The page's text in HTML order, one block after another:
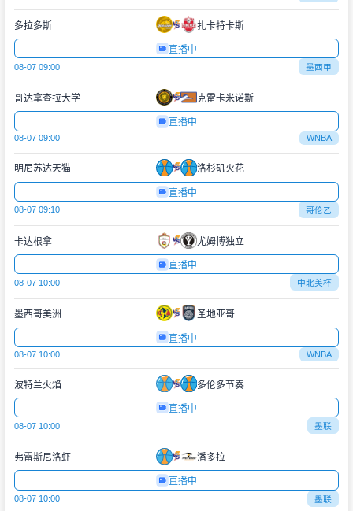
多拉多斯 扎卡特卡斯
直播中
08-07 09:00 墨西甲
哥达拿查拉大学 克雷卡米诺斯
直播中
08-07 09:00 WNBA
明尼苏达天猫 洛杉矶火花
直播中
08-07 09:10 哥伦乙
卡达根拿 尤姆博独立
直播中
08-07 10:00 中北美杯
墨西哥美洲 圣地亚哥
直播中
08-07 10:00 WNBA
波特兰火焰 多伦多节奏
直播中
08-07 10:00 墨联
弗雷斯尼洛虾 潘多拉
直播中
08-07 10:00 墨联